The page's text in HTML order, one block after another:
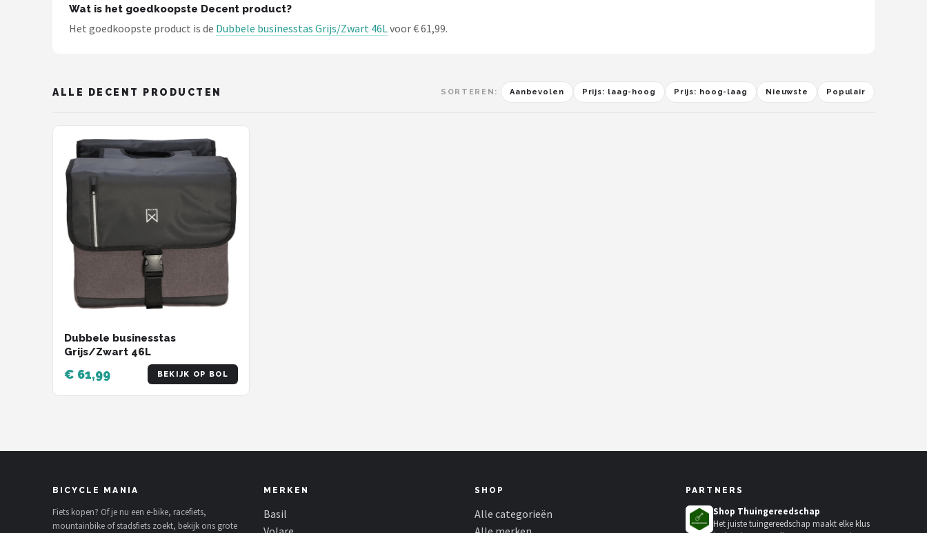
Wat is het goedkoopste Decent product?
Het goedkoopste product is de Dubbele businesstas Grijs/Zwart 46Lvoor € 61,99.
ALLE DECENT PRODUCTEN SORTEREN: Aanbevolen Prijs: laag-hoog Prijs: hoog-laag Nieuwste Populair
Dubbele businesstas
Grijs/Zwart 46L
€ 61,99 BEKIJK OP BOL
BICYCLE MANIA
Fiets kopen? Of je nu een e-bike, racefiets,
mountainbike of stadsfiets zoekt, bekijk ons grote
MERKEN
Basil
SHOP
Alle categorieën
PARTNERS
Shop Thuingereedschap
Het juiste tuingereedschap maakt elke klus